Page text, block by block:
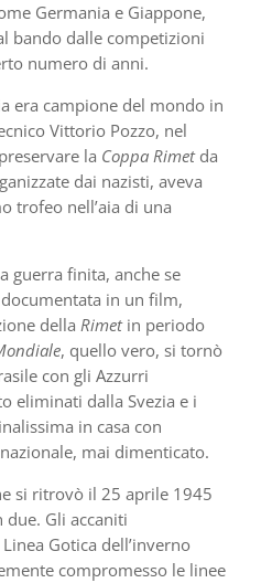
Germania e Giappone,
bando dalle competizioni
numero di anni.
era campione del mondo in
Vittorio Pozzo, nel
la Coppa Rimetda
dai nazisti, aveva
trofeo nell’aia di una
guerra finita, anche se
in un film,
della Rimetin periodo
, quello vero, si tornò
con gli Azzurri
eliminati dalla Svezia e i
in casa con
mai dimenticato.
si ritrovò il 25 aprile 1945
due. Gli accaniti
Gotica dell’inverno
compromesso le linee